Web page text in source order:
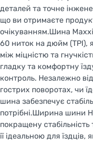
деталей та точне
що ви отримаєте
очікуванням.Шина
60 ниток на дюйм (TPI),
між міцністю та
гладку та комфортну
контроль. Незалежно
гострих поворотах, чи
шина забезпечує
потрібні.Ширина шини
покращену
її ідеальною для